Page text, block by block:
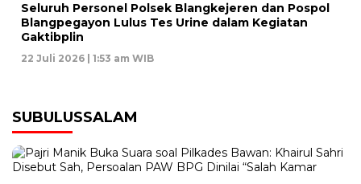
Seluruh Personel Polsek Blangkejeren dan Pospol
Blangpegayon Lulus Tes Urine dalam Kegiatan
Gaktibplin
22 Juli 2026 | 1:53 am WIB
SUBULUSSALAM